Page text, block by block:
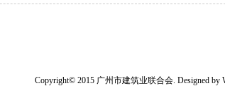
Copyright© 2015 广州市建筑业联合会. Designed by